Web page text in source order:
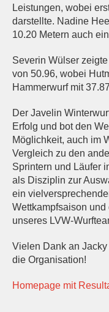
Leistungen, wobei
darstellte. Nadine
10.20 Metern auch
Severin Wülser
von 50.96, wobei
Hammerwurf mit
Der Javelin
Erfolg und bot den
Möglichkeit, auch im
Vergleich zu den
Sprintern und Läufer
als Disziplin zur
ein
Wettkampfsaison
unseres LVW-
Vielen Dank an
die Organisation!
Homepage mit